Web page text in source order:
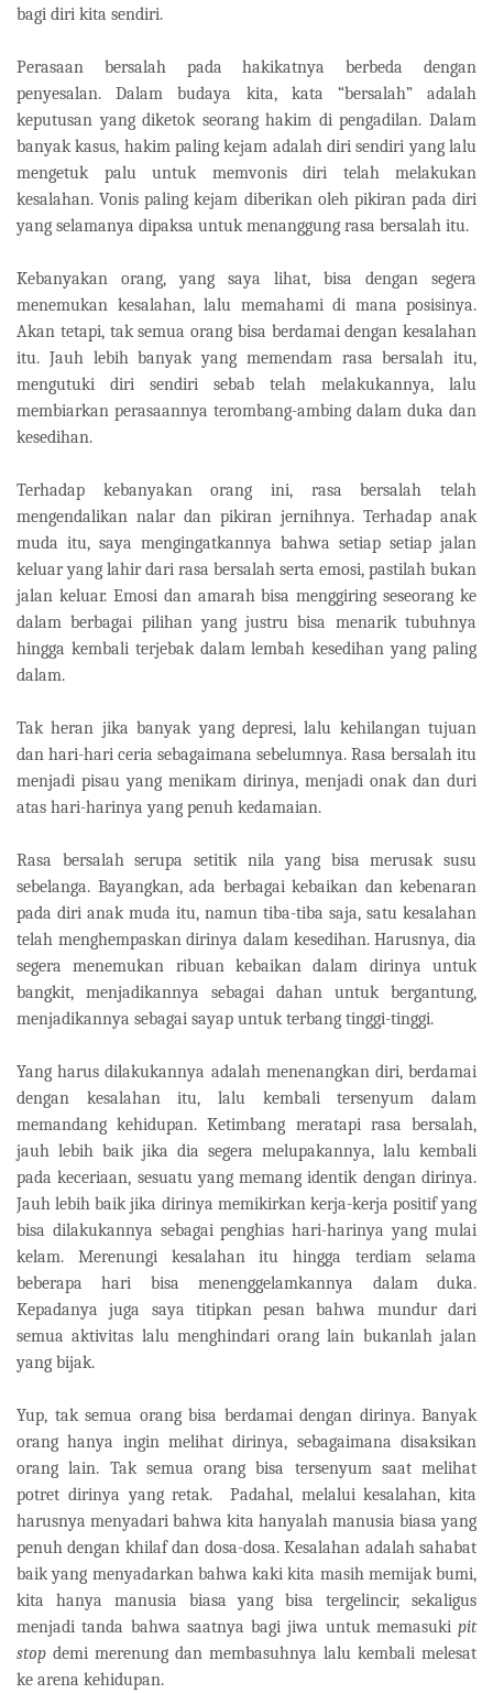
bagi diri kita sendiri.
Perasaan bersalah pada hakikatnya berbeda dengan
penyesalan. Dalam budaya kita, kata “bersalah” adalah
keputusan yang diketok seorang hakim di pengadilan. Dalam
banyak kasus, hakim paling kejam adalah diri sendiri yang lalu
mengetuk palu untuk memvonis diri telah melakukan
kesalahan. Vonis paling kejam diberikan oleh pikiran pada diri
yang selamanya dipaksa untuk menanggung rasa bersalah itu.
Kebanyakan orang, yang saya lihat, bisa dengan segera
menemukan kesalahan, lalu memahami di mana posisinya.
Akan tetapi, tak semua orang bisa berdamai dengan kesalahan
itu. Jauh lebih banyak yang memendam rasa bersalah itu,
mengutuki diri sendiri sebab telah melakukannya, lalu
membiarkan perasaannya terombang-ambing dalam duka dan
kesedihan.
Terhadap kebanyakan orang ini, rasa bersalah telah
mengendalikan nalar dan pikiran jernihnya. Terhadap anak
muda itu, saya mengingatkannya bahwa setiap setiap jalan
keluar yang lahir dari rasa bersalah serta emosi, pastilah bukan
jalan keluar. Emosi dan amarah bisa menggiring seseorang ke
dalam berbagai pilihan yang justru bisa menarik tubuhnya
hingga kembali terjebak dalam lembah kesedihan yang paling
dalam.
Tak heran jika banyak yang depresi, lalu kehilangan tujuan
dan hari-hari ceria sebagaimana sebelumnya. Rasa bersalah itu
menjadi pisau yang menikam dirinya, menjadi onak dan duri
atas hari-harinya yang penuh kedamaian.
Rasa bersalah serupa setitik nila yang bisa merusak susu
sebelanga. Bayangkan, ada berbagai kebaikan dan kebenaran
pada diri anak muda itu, namun tiba-tiba saja, satu kesalahan
telah menghempaskan dirinya dalam kesedihan. Harusnya, dia
segera menemukan ribuan kebaikan dalam dirinya untuk
bangkit, menjadikannya sebagai dahan untuk bergantung,
menjadikannya sebagai sayap untuk terbang tinggi-tinggi.
Yang harus dilakukannya adalah menenangkan diri, berdamai
dengan kesalahan itu, lalu kembali tersenyum dalam
memandang kehidupan. Ketimbang meratapi rasa bersalah,
jauh lebih baik jika dia segera melupakannya, lalu kembali
pada keceriaan, sesuatu yang memang identik dengan dirinya.
Jauh lebih baik jika dirinya memikirkan kerja-kerja positif yang
bisa dilakukannya sebagai penghias hari-harinya yang mulai
kelam. Merenungi kesalahan itu hingga terdiam selama
beberapa hari bisa menenggelamkannya dalam duka.
Kepadanya juga saya titipkan pesan bahwa mundur dari
semua aktivitas lalu menghindari orang lain bukanlah jalan
yang bijak.
Yup, tak semua orang bisa berdamai dengan dirinya. Banyak
orang hanya ingin melihat dirinya, sebagaimana disaksikan
orang lain. Tak semua orang bisa tersenyum saat melihat
potret dirinya yang retak.
Padahal, melalui kesalahan, kita
harusnya menyadari bahwa kita hanyalah manusia biasa yang
penuh dengan khilaf dan dosa-dosa. Kesalahan adalah sahabat
baik yang menyadarkan bahwa kaki kita masih memijak bumi,
kita hanya manusia biasa yang bisa tergelincir, sekaligus
menjadi tanda bahwa saatnya bagi jiwa untuk memasuki pit
stop demi merenung dan membasuhnya lalu kembali melesat
ke arena kehidupan.